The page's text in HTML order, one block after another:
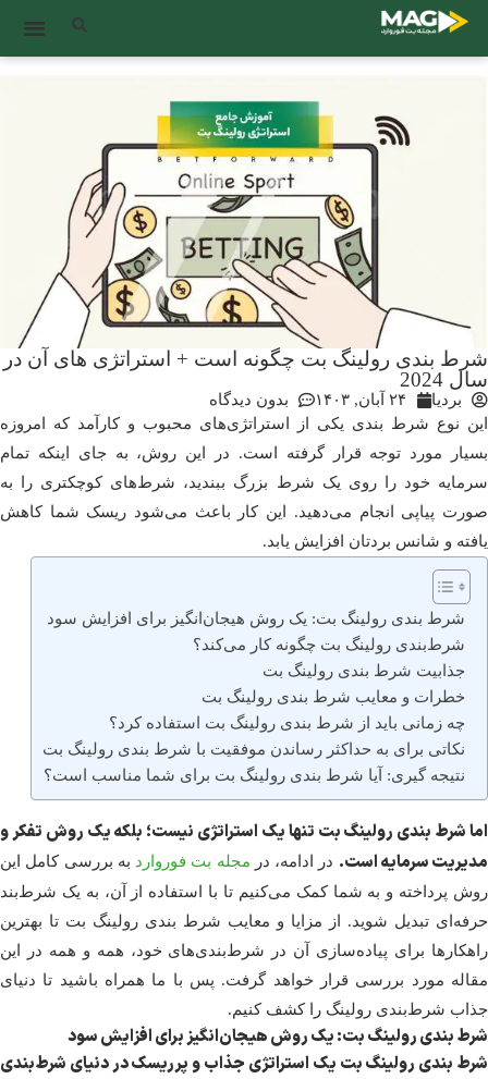
شرط بندی رولینگ بت چگونه است + استراتژی های آن در
سال 2024
بردیا ۲۴ آبان, ۱۴۰۳
بدون دیدگاه
این نوع شرط بندی یکی از استراتژی‌های محبوب و کارآمد که امروزه
بسیار مورد توجه قرار گرفته است. در این روش، به جای اینکه تمام
سرمایه خود را روی یک شرط بزرگ ببندید، شرط‌های کوچکتری را به
صورت پیاپی انجام می‌دهید. این کار باعث می‌شود ریسک شما کاهش
یافته و شانس بردتان افزایش یابد.
شرط بندی رولینگ بت: یک روش هیجان‌انگیز برای افزایش سود
شرط‌بندی رولینگ بت چگونه کار می‌کند؟
جذابیت شرط بندی رولینگ بت
خطرات و معایب شرط بندی رولینگ بت
چه زمانی باید از شرط بندی رولینگ بت استفاده کرد؟
نکاتی برای به حداکثر رساندن موفقیت با شرط بندی رولینگ بت
نتیجه‌ گیری: آیا شرط بندی رولینگ بت برای شما مناسب است؟
اما شرط بندی رولینگ بت تنها یک استراتژی نیست؛ بلکه یک روش تفکر و
مدیریت سرمایه است. در ادامه، در مجله بت فوروارد به بررسی کامل این
روش پرداخته و به شما کمک می‌کنیم تا با استفاده از آن، به یک شرط‌بند
حرفه‌ای تبدیل شوید. از مزایا و معایب شرط بندی رولینگ بت تا بهترین
راهکارها برای پیاده‌سازی آن در شرط‌بندی‌های خود، همه و همه در این
مقاله مورد بررسی قرار خواهد گرفت. پس با ما همراه باشید تا دنیای
جذاب شرط‌بندی رولینگ را کشف کنیم.
شرط بندی رولینگ بت: یک روش هیجان‌انگیز برای افزایش سود
شرط بندی رولینگ بت یک استراتژی جذاب و پرریسک در دنیای شرط‌بندی